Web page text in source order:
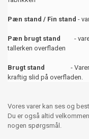
Pæn stand / Fin stand -
Pæn brugt stand
-
tallerken overfladen
Brugt stand
- Varen
kraftig slid på overfladen.
Vores varer kan ses og
Du er også altid
nogen spørgsmål.